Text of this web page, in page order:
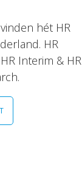
hét HR
HR
Interim & HR